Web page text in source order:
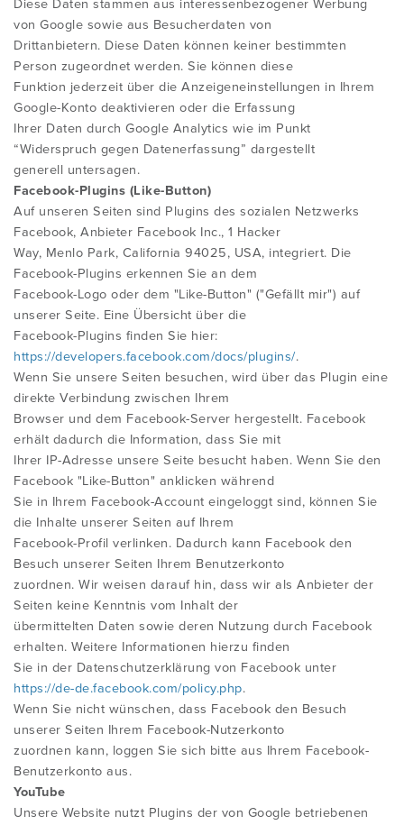
Diese Daten stammen aus interessenbezogener Werbung
von Google sowie aus Besucherdaten von
Drittanbietern. Diese Daten können keiner bestimmten
Person zugeordnet werden. Sie können diese
Funktion jederzeit über die Anzeigeneinstellungen in Ihrem
Google-Konto deaktivieren oder die Erfassung
Ihrer Daten durch Google Analytics wie im Punkt
“Widerspruch gegen Datenerfassung” dargestellt
generell untersagen.
Facebook-Plugins (Like-Button)
Auf unseren Seiten sind Plugins des sozialen Netzwerks
Facebook, Anbieter Facebook Inc., 1 Hacker
Way, Menlo Park, California 94025, USA, integriert. Die
Facebook-Plugins erkennen Sie an dem
Facebook-Logo oder dem "Like-Button" ("Gefällt mir") auf
unserer Seite. Eine Übersicht über die
Facebook-Plugins finden Sie hier:
https://developers.facebook.com/docs/plugins/.
Wenn Sie unsere Seiten besuchen, wird über das Plugin eine
direkte Verbindung zwischen Ihrem
Browser und dem Facebook-Server hergestellt. Facebook
erhält dadurch die Information, dass Sie mit
Ihrer IP-Adresse unsere Seite besucht haben. Wenn Sie den
Facebook "Like-Button" anklicken während
Sie in Ihrem Facebook-Account eingeloggt sind, können Sie
die Inhalte unserer Seiten auf Ihrem
Facebook-Profil verlinken. Dadurch kann Facebook den
Besuch unserer Seiten Ihrem Benutzerkonto
zuordnen. Wir weisen darauf hin, dass wir als Anbieter der
Seiten keine Kenntnis vom Inhalt der
übermittelten Daten sowie deren Nutzung durch Facebook
erhalten. Weitere Informationen hierzu finden
Sie in der Datenschutzerklärung von Facebook unter
https://de-de.facebook.com/policy.php.
Wenn Sie nicht wünschen, dass Facebook den Besuch
unserer Seiten Ihrem Facebook-Nutzerkonto
zuordnen kann, loggen Sie sich bitte aus Ihrem Facebook-
Benutzerkonto aus.
YouTube
Unsere Website nutzt Plugins der von Google betriebenen